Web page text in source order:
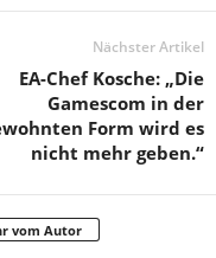
Nächster Artikel
EA-Chef Kosche: „Die
Gamescom in der
Form wird es
nicht mehr geben.“
vom Autor